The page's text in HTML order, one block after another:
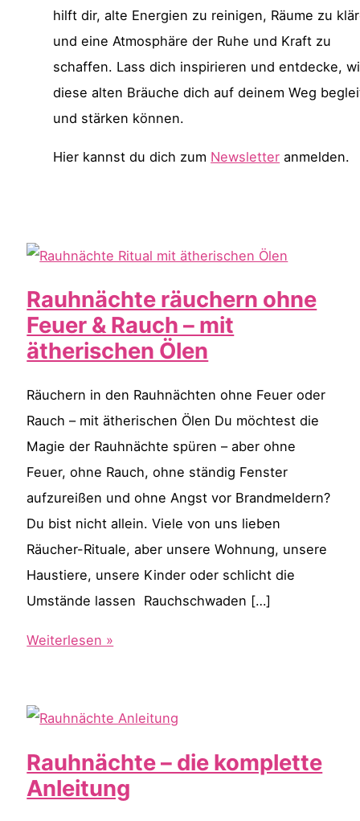
hilft dir, alte Energien zu reinigen, Räume zu
und eine Atmosphäre der Ruhe und Kraft zu
schaffen. Lass dich inspirieren und entdecke,
diese alten Bräuche dich auf deinem Weg
und stärken können.
Hier kannst du dich zum Newsletter anmelden.
Rauhnächte räuchern ohne
Feuer & Rauch – mit
ätherischen Ölen
Räuchern in den Rauhnächten ohne Feuer oder
Rauch – mit ätherischen Ölen Du möchtest die
Magie der Rauhnächte spüren – aber ohne
Feuer, ohne Rauch, ohne ständig Fenster
aufzureißen und ohne Angst vor Brandmeldern?
Du bist nicht allein. Viele von uns lieben
Räucher-Rituale, aber unsere Wohnung, unsere
Haustiere, unsere Kinder oder schlicht die
Umstände lassen Rauchschwaden […]
Rauhnächte
Feuer
Rauch
–
Weiterlesen »
Rauhnächte – die komplette
Anleitung